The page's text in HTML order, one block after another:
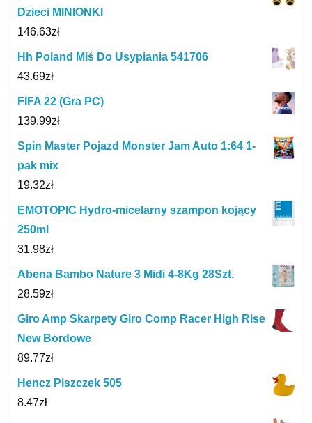
Dzieci MINIONKI
146.63zł
Hh Poland Miś Do Usypiania 541706
43.69zł
FIFA 22 (Gra PC)
139.99zł
Spin Master Pojazd Monster Jam Auto 1:64 1-
pak mix
19.32zł
EMOTOPIC Hydro-micelarny szampon kojący
250ml
31.98zł
Abena Bambo Nature 3 Midi 4-8Kg 28Szt.
28.59zł
Giro Amp Skarpety Giro Comp Racer High Rise
New Bordowe
89.77zł
Hencz Piszczek 505
8.47zł